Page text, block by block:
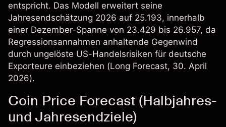
entspricht. Das Modell erweitert seine
Jahresendschätzung 2026 auf 25.193, innerhalb
einer Dezember-Spanne von 23.429 bis 26.957, da
Regressionsannahmen anhaltende Gegenwind
durch ungelöste US-Handelsrisiken für deutsche
Exporteure einbeziehen (Long Forecast, 30. April
2026).
Coin Price Forecast (Halbjahres-
und Jahresendziele)